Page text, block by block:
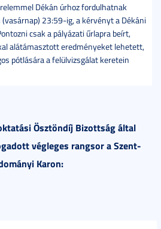
Dékán úrhoz fordulhatnak
23:59-ig, a kérvényt a Dékáni
csak a pályázati űrlapra beírt,
alátámasztott eredményeket lehetett,
pótlására a felülvizsgálat keretein
Ösztöndíj Bizottság által
végleges rangsor a Szent-
Karon: